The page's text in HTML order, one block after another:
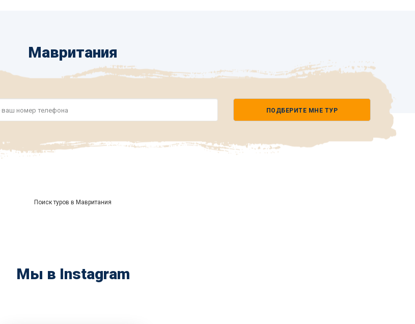
Мавритания
ПОДБЕРИТЕ МНЕ ТУР
Поиск туров в Мавритания
Мы в Instagram